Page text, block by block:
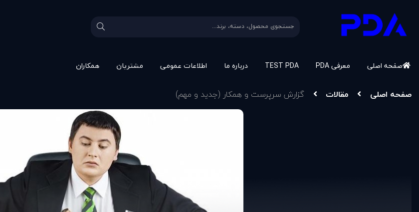
صفحه اصلی معرفی PDA TEST PDA درباره ما اطلاعات عمومی مشتريان همکاران
صفحه اصلی مقالات گزارش سرپرست و همکار (جديد و مهم)